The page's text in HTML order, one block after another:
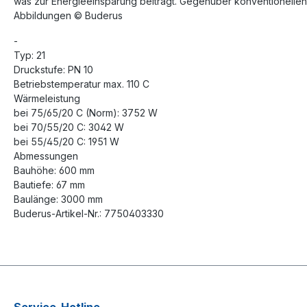
Abbildungen © Buderus
-
Typ: 21
Druckstufe: PN 10
Betriebstemperatur max. 110 C
Wärmeleistung
bei 75/65/20 C (Norm): 3752 W
bei 70/55/20 C: 3042 W
bei 55/45/20 C: 1951 W
Abmessungen
Bauhöhe: 600 mm
Bautiefe: 67 mm
Baulänge: 3000 mm
Buderus-Artikel-Nr.: 7750403330